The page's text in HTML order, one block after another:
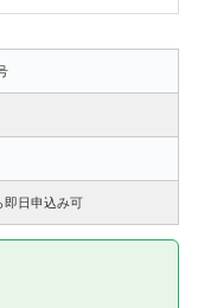
即日申込み可